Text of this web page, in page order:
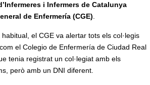
i Infermers de Catalunya
de Enfermería (CGE).
el CGE va alertar tots els col·legis
el Colegio de Enfermería de Ciudad Real
tenia registrat un col·legiat amb els
però amb un DNI diferent.